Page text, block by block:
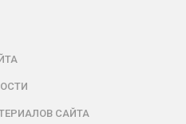
САЙТА